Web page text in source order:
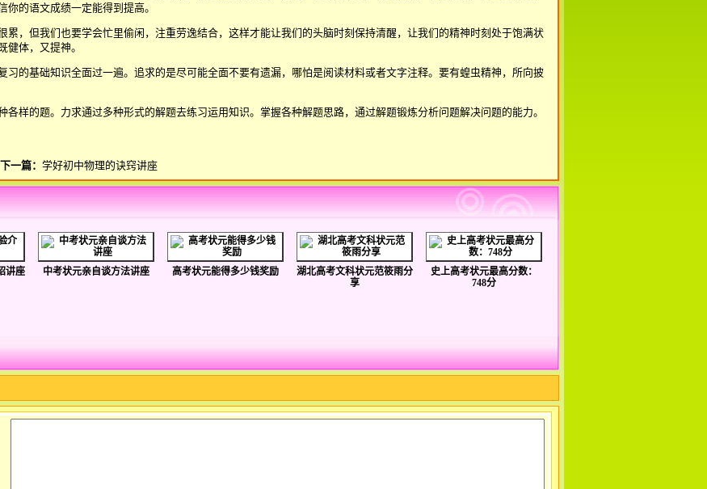
的语文成绩一定能得到提高。
累，但我们也要学会忙里偷闲，注重劳逸结合，这样才能让我们的头脑时刻保持清醒，让我们的精神时刻处于饱满状
健体，又提神。
习的基础知识全面过一遍。追求的是尽可能全面不要有遗漏，哪怕是阅读材料或者文字注释。要有蝗虫精神，所向披
样的题。力求通过多种形式的解题去练习运用知识。掌握各种解题思路，通过解题锻炼分析问题解决问题的能力。
下一篇： 学好初中物理的诀窍讲座
讲座 中考状元亲自谈方法讲座 高考状元能得多少钱奖励
湖北高考文科状元范筱雨分
享
史上高考状元最高分数：
748分